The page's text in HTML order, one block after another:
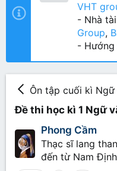
VHT
- Nhà
Group,
- Hướng
Ôn tập cuối kì Ngữ
Đề thi học kì 1 Ngữ
Phong Cầm
Thạc sĩ lang
đến từ Nam Định